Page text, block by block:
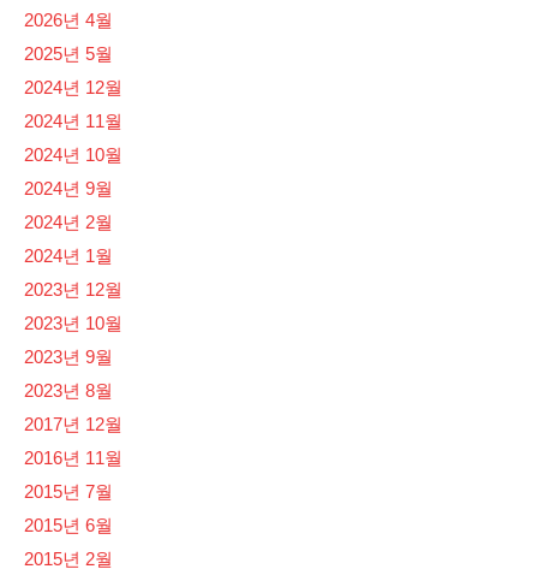
2026년 4월
2025년 5월
2024년 12월
2024년 11월
2024년 10월
2024년 9월
2024년 2월
2024년 1월
2023년 12월
2023년 10월
2023년 9월
2023년 8월
2017년 12월
2016년 11월
2015년 7월
2015년 6월
2015년 2월